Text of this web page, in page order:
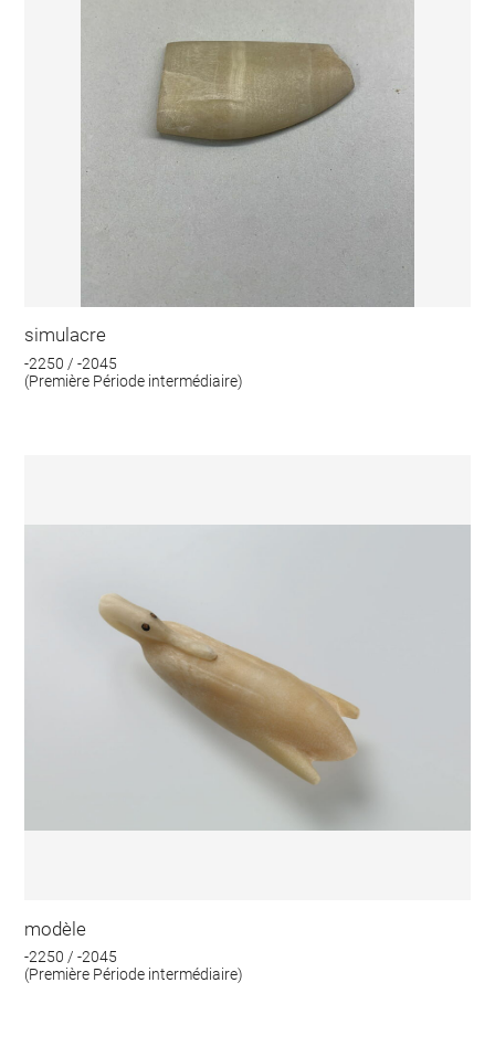
simulacre
-2250 / -2045
(Première Période intermédiaire)
modèle
-2250 / -2045
(Première Période intermédiaire)